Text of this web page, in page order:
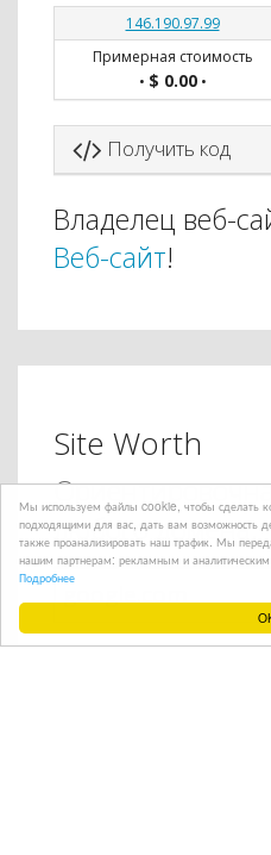
Мы используем файлы cookie, чтобы сделать
подходящими для вас, дать вам возможность
также проанализировать наш трафик. Мы
нашим партнерам: рекламным и
Подробнее
146.190.97.99
Примерная стоимость
• $ 0.00•
Получить код
Владелец веб-
Веб-сайт!
Site Worth
любого домена.